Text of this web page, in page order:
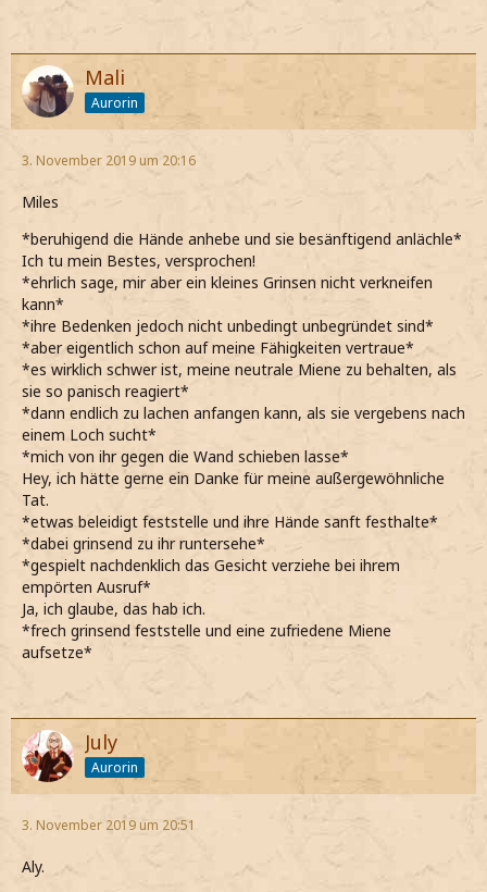
Mali
Aurorin
3. November 2019 um 20:16
Miles
*beruhigend die Hände anhebe und sie besänftigend anlächle*
Ich tu mein Bestes, versprochen!
*ehrlich sage, mir aber ein kleines Grinsen nicht verkneifen
kann*
*ihre Bedenken jedoch nicht unbedingt unbegründet sind*
*aber eigentlich schon auf meine Fähigkeiten vertraue*
*es wirklich schwer ist, meine neutrale Miene zu behalten, als
sie so panisch reagiert*
*dann endlich zu lachen anfangen kann, als sie vergebens nach
einem Loch sucht*
*mich von ihr gegen die Wand schieben lasse*
Hey, ich hätte gerne ein Danke für meine außergewöhnliche
Tat.
*etwas beleidigt feststelle und ihre Hände sanft festhalte*
*dabei grinsend zu ihr runtersehe*
*gespielt nachdenklich das Gesicht verziehe bei ihrem
empörten Ausruf*
Ja, ich glaube, das hab ich.
*frech grinsend feststelle und eine zufriedene Miene
aufsetze*
July
Aurorin
3. November 2019 um 20:51
Aly.